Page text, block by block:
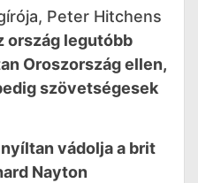
Peter Hitchens
ország legutóbb
Oroszország ellen,
szövetségesek
nyíltan vádolja a brit
Nayton